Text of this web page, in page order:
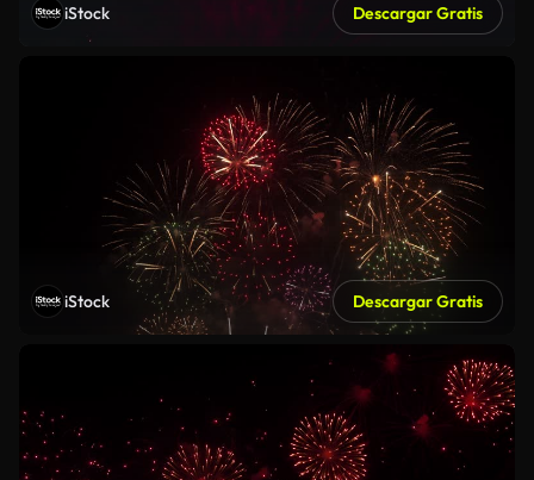
iStock Descargar Gratis
iStock Descargar Gratis